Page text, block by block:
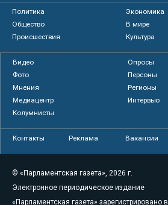
Политика
Экономика
Общество
В мире
Происшествия
Культура
Видео
Опросы
Фото
Персоны
Мнения
Регионы
Медиацентр
Интервью
Колумнисты
Контакты Реклама Вакансии
© «Парламентская газета», 2026 г.
Электронное периодическое издание
«Парламентская газета» зарегистрировано в